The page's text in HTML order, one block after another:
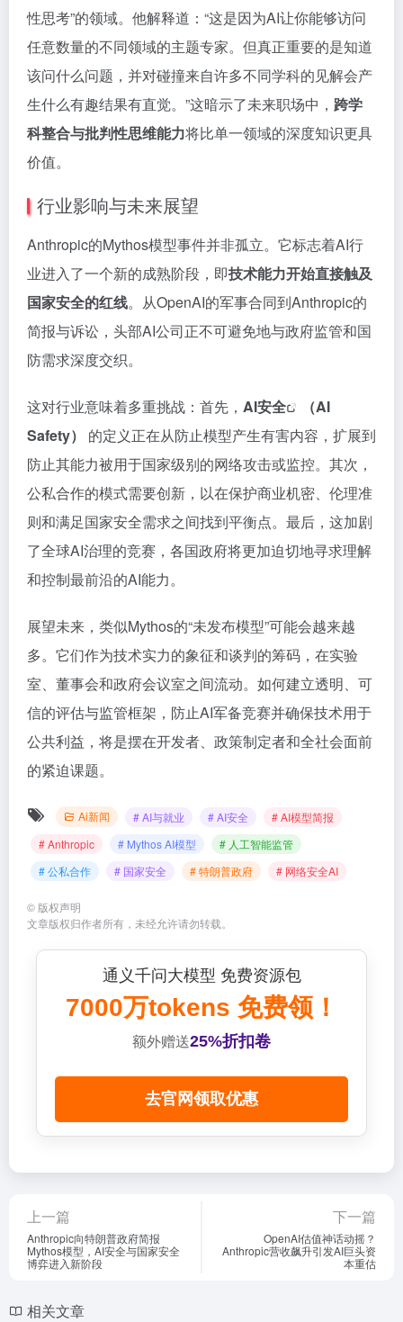
性思考”的领域。他解释道：“这是因为AI让你能够访问
任意数量的不同领域的主题专家。但真正重要的是知道
该问什么问题，并对碰撞来自许多不同学科的见解会产
生什么有趣结果有直觉。”这暗示了未来职场中， 跨学
科整合与批判性思维能力将比单一领域的深度知识更具
价值。
行业影响与未来展望
Anthropic的Mythos模型事件并非孤立。它标志着AI行
业进入了一个新的成熟阶段，即技术能力开始直接触及
国家安全的红线。从OpenAI的军事合同到Anthropic的
简报与诉讼，头部AI公司正不可避免地与政府监管和国
防需求深度交织。
这对行业意味着多重挑战：首先， AI安全
（AI
Safety）
的定义正在从防止模型产生有害内容，扩展到
防止其能力被用于国家级别的网络攻击或监控。其次，
公私合作的模式需要创新，以在保护商业机密、伦理准
则和满足国家安全需求之间找到平衡点。最后，这加剧
了全球AI治理的竞赛，各国政府将更加迫切地寻求理解
和控制最前沿的AI能力。
展望未来，类似Mythos的“未发布模型”可能会越来越
多。它们作为技术实力的象征和谈判的筹码，在实验
室、董事会和政府会议室之间流动。如何建立透明、可
信的评估与监管框架，防止AI军备竞赛并确保技术用于
公共利益，将是摆在开发者、政策制定者和全社会面前
的紧迫课题。
Ai新闻 # AI与就业 # AI安全
# AI模型简报
# Anthropic
# Mythos AI模型
# 人工智能监管
# 公私合作
# 国家安全 # 特朗普政府 # 网络安全AI
© 版权声明
文章版权归作者所有，未经允许请勿转载。
通义千问大模型 免费资源包
7000万tokens 免费领！
额外赠送25%折扣卷
去官网领取优惠
上一篇
Anthropic向特朗普政府简报
Mythos模型，AI安全与国家安全
博弈进入新阶段
下一篇
OpenAI估值神话动摇？
Anthropic营收飙升引发AI巨头资
本重估
相关文章